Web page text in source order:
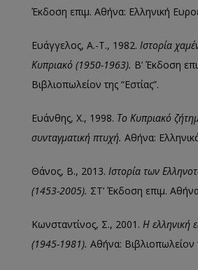
Έκδοση επιμ. Αθήνα: Ελληνική
Ευάγγελος, Α.-Τ., 1982. Ιστορία
Κυπριακό (1950-1963). Β’ Έκδοση
Βιβλιοπωλείον της “Εστίας”.
Ευάνθης, Χ., 1998. Το Κυπριακό
συνταγματική πτυχή. Αθήνα:
Θάνος, Β., 2013. Ιστορία των
(1453-2005). ΣΤ’ Έκδοση επιμ.
Κωνσταντίνος, Σ., 2001. Η ελληνική
(1945-1981). Αθήνα: Βιβλιοπωλείον